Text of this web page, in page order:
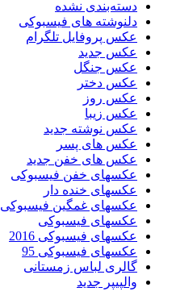
دسته‌بندی نشده
دلنوشته های فیسبوکی
عکس پروفایل تلگرام
عکس جدید
عکس جنگل
عکس دختر
عکس روز
عکس زیبا
عکس نوشته جدید
عکس های پسر
عکس های خفن جدید
عکسهای خفن فیسبوکی
عکسهای خنده دار
عکسهای غمگین فیسبوکی
عکسهای فیسبوکی
عکسهای فیسبوکی 2016
عکسهای فیسبوکی 95
گالری لباس زمستانی
والپیپر جدید